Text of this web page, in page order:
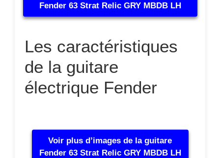
Fender 63 Strat Relic GRY MBDB LH
Les caractéristiques
de la guitare
électrique Fender
Voir plus d’images de la guitare
Fender 63 Strat Relic GRY MBDB LH